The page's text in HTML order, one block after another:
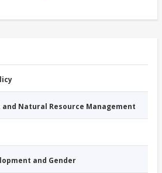
and Natural Resource Management
and Gender